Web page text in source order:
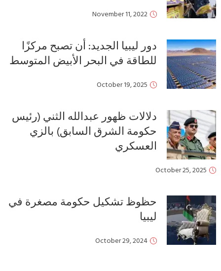
November 11, 2022
دور ليبيا الجديد: أن تصبح مركزًا
للطاقة في البحر الأبيض المتوسط
October 19, 2025
دلالات ظهور عبدالله الثني (رئيس
حكومة الشرق السابق) بالزي
العسكري
October 25, 2025
حظوظ تشكيل حكومة مصغرة في
ليبيا
October 29, 2024